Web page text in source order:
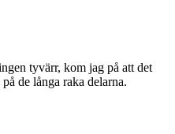
tyvärr, kom jag på att det
de långa raka delarna.